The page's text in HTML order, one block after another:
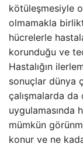
kötüleşmesiyle
olmamakla
hücrelerle
korunduğu ve
Hastalığın
sonuçlar dünya
çalışmalarda
uygulamasında
mümkün
konur ve ne